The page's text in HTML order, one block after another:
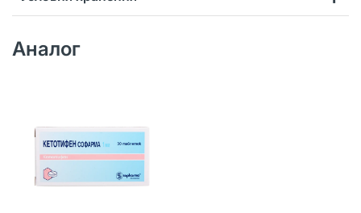
Аналог